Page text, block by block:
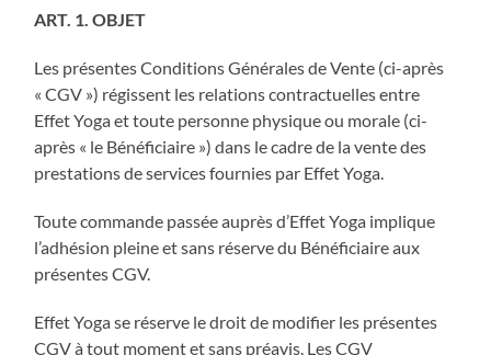
ART. 1. OBJET
Les présentes Conditions Générales de Vente (ci-après
« CGV ») régissent les relations contractuelles entre
Effet Yoga et toute personne physique ou morale (ci-
après « le Bénéficiaire ») dans le cadre de la vente des
prestations de services fournies par Effet Yoga.
Toute commande passée auprès d’Effet Yoga implique
l’adhésion pleine et sans réserve du Bénéficiaire aux
présentes CGV.
Effet Yoga se réserve le droit de modifier les présentes
CGV à tout moment et sans préavis. Les CGV